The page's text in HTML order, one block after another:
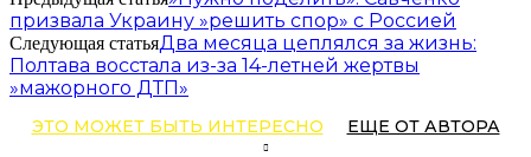
призвала Украину »решить спор» с Россией
Следующая статьяДва месяца цеплялся за жизнь:
Полтава восстала из-за 14-летней жертвы
»мажорного ДТП»
ЭТО МОЖЕТ БЫТЬ ИНТЕРЕСНО ЕЩЕ ОТ АВТОРА